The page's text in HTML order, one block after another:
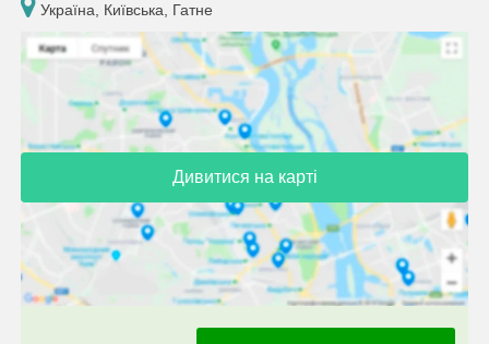
Україна, Київська, Гатне
Дивитися на карті